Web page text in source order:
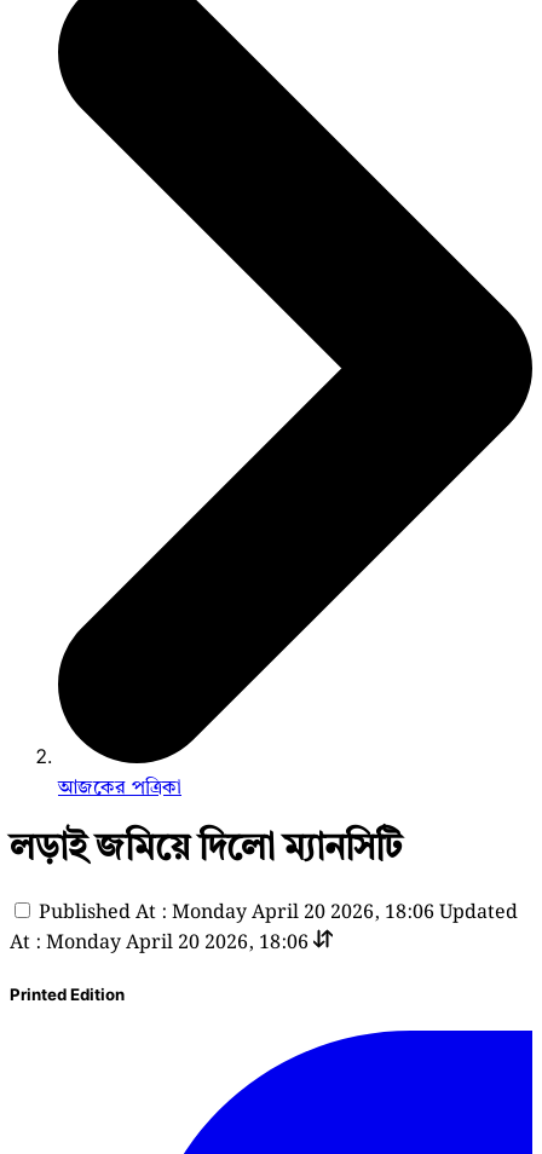
আজকের পত্রিকা
লড়াই জমিয়ে দিলো ম্যানসিটি
Published At : Monday April 20 2026, 18:06 Updated
At : Monday April 20 2026, 18:06
Printed Edition